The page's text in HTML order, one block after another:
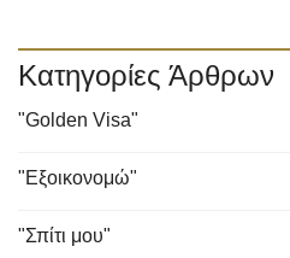
Κατηγορίες Άρθρων
"Golden Visa"
"Εξοικονομώ"
"Σπίτι μου"